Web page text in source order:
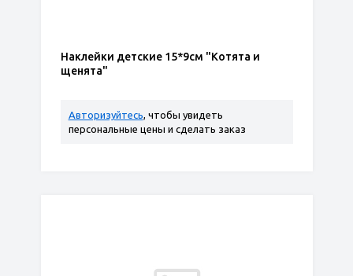
Наклейки детские 15*9см "Котята и
щенята"
Авторизуйтесь, чтобы увидеть
персональные цены и сделать заказ